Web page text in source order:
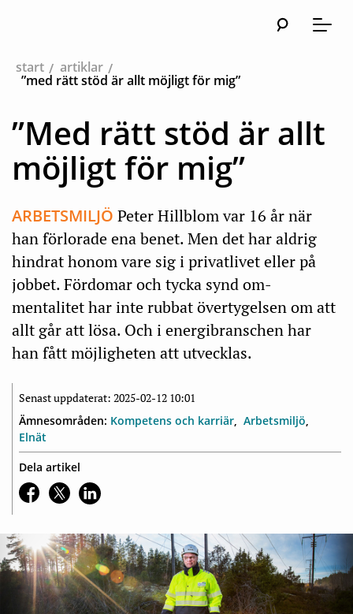
Meny
start
artiklar
”med rätt stöd är allt möjligt för mig”
”Med rätt stöd är allt
möjligt för mig”
ARBETSMILJÖ Peter Hillblom var 16 år när
han förlorade ena benet. Men det har aldrig
hindrat honom vare sig i privatlivet eller på
jobbet. Fördomar och tycka synd om-
mentalitet har inte rubbat övertygelsen om att
allt går att lösa. Och i energibranschen har
han fått möjligheten att utvecklas.
Senast uppdaterat: 2025-02-12 10:01
Ämnesområden: Kompetens och karriär
Arbetsmiljö
Elnät
Dela artikel